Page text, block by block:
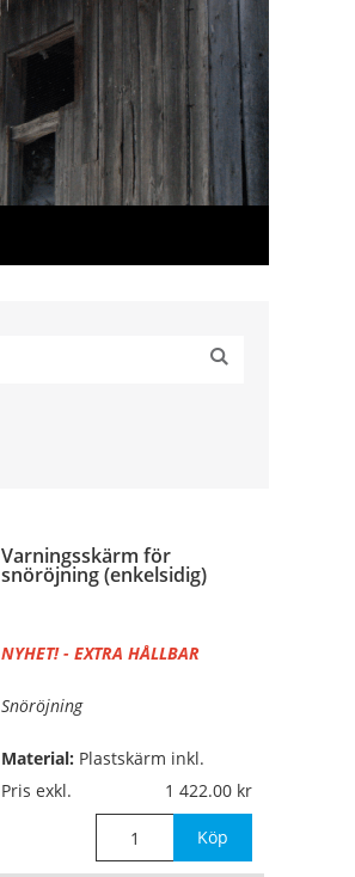
Varningsskärm för
snöröjning (enkelsidig)
NYHET! - EXTRA HÅLLBAR
Snöröjning
Material: Plastskärm inkl.
gummifot,
EGP-reflex
skärm 1000x225mm, fot
400x600x100mm
Pris exkl. 1 422.00
Köp